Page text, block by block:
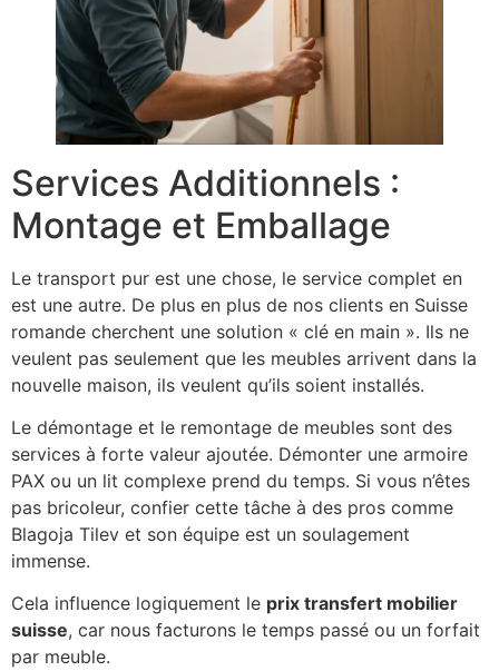
Services Additionnels :
Montage et Emballage
Le transport pur est une chose, le service complet en
est une autre. De plus en plus de nos clients en Suisse
romande cherchent une solution « clé en main ». Ils ne
veulent pas seulement que les meubles arrivent dans la
nouvelle maison, ils veulent qu’ils soient installés.
Le démontage et le remontage de meubles sont des
services à forte valeur ajoutée. Démonter une armoire
PAX ou un lit complexe prend du temps. Si vous n’êtes
pas bricoleur, confier cette tâche à des pros comme
Blagoja Tilev et son équipe est un soulagement
immense.
Cela influence logiquement le prix transfert mobilier
suisse, car nous facturons le temps passé ou un forfait
par meuble.